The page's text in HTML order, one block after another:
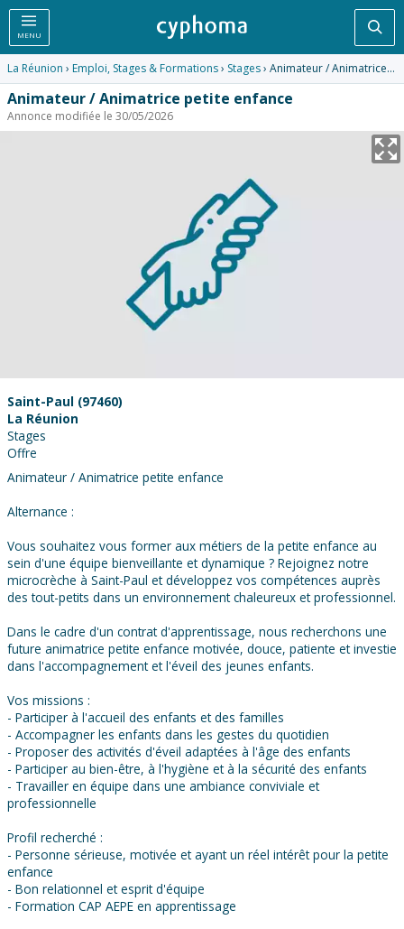
MENU
La Réunion › Emploi, Stages & Formations› Stages› Animateur / Animatrice petite enfance
Animateur / Animatrice petite enfance
Annonce modifiée le 30/05/2026
Saint-Paul (97460)
La Réunion
Stages
Offre
Animateur / Animatrice petite enfance
Alternance :
Vous souhaitez vous former aux métiers de la petite enfance au
sein d'une équipe bienveillante et dynamique ? Rejoignez notre
microcrèche à Saint-Paul et développez vos compétences auprès
des tout-petits dans un environnement chaleureux et professionnel.
Dans le cadre d'un contrat d'apprentissage, nous recherchons une
future animatrice petite enfance motivée, douce, patiente et investie
dans l'accompagnement et l'éveil des jeunes enfants.
Vos missions :
- Participer à l'accueil des enfants et des familles
- Accompagner les enfants dans les gestes du quotidien
- Proposer des activités d'éveil adaptées à l'âge des enfants
- Participer au bien-être, à l'hygiène et à la sécurité des enfants
- Travailler en équipe dans une ambiance conviviale et
professionnelle
Profil recherché :
- Personne sérieuse, motivée et ayant un réel intérêt pour la petite
enfance
- Bon relationnel et esprit d'équipe
- Formation CAP AEPE en apprentissage